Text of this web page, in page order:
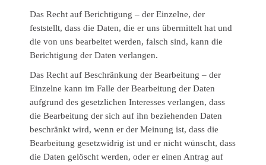
Das Recht auf Berichtigung – der Einzelne, der
feststellt, dass die Daten, die er uns übermittelt hat und
die von uns bearbeitet werden, falsch sind, kann die
Berichtigung der Daten verlangen.
Das Recht auf Beschränkung der Bearbeitung – der
Einzelne kann im Falle der Bearbeitung der Daten
aufgrund des gesetzlichen Interesses verlangen, dass
die Bearbeitung der sich auf ihn beziehenden Daten
beschränkt wird, wenn er der Meinung ist, dass die
Bearbeitung gesetzwidrig ist und er nicht wünscht, dass
die Daten gelöscht werden, oder er einen Antrag auf